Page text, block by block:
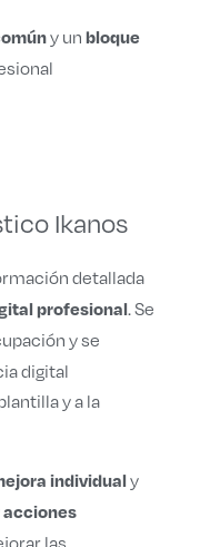
y un bloque
Ikanos
detallada
profesional. Se
y se
digital
y a la
individualy
las